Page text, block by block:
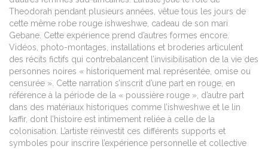
Theodorah pendant plusieurs années, vêtue tous les jours de
cette même robe rouge ishweshwe, cadeau de son mari
Gebane. Cette expérience prend d’autres formes encore.
Vidéos, photo-montages, installations et broderies articulent
des récits fictifs qui contrebalancent l’invisibilisation de la vie des
personnes noires « historiquement mal représentée, omise ou
censurée ». Cette narration s’inscrit d’une part en rouge, en
référence à la période de la « poussière rouge », d’autre part
dans des matériaux historiques comme l’ishweshwe et le lin
kaffir, dont l’histoire est intimement reliée à celle de la
colonisation. L’artiste réinvestit ces différents supports et
symboles pour inscrire l’expérience personnelle et collective